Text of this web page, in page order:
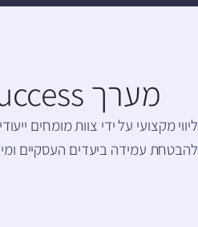
מערך Customer Success מומחה
ליווי מקצועי על ידי צוות מומחים
להבטחת עמידה ביעדים העסקיים